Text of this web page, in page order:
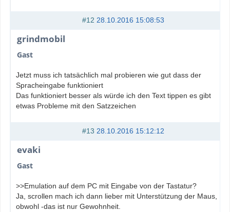
#12 28.10.2016 15:08:53
grindmobil
Gast
Jetzt muss ich tatsächlich mal probieren wie gut dass der
Spracheingabe funktioniert
Das funktioniert besser als würde ich den Text tippen es gibt
etwas Probleme mit den Satzzeichen
#13 28.10.2016 15:12:12
evaki
Gast
>>Emulation auf dem PC mit Eingabe von der Tastatur?
Ja, scrollen mach ich dann lieber mit Unterstützung der Maus,
obwohl -das ist nur Gewohnheit.